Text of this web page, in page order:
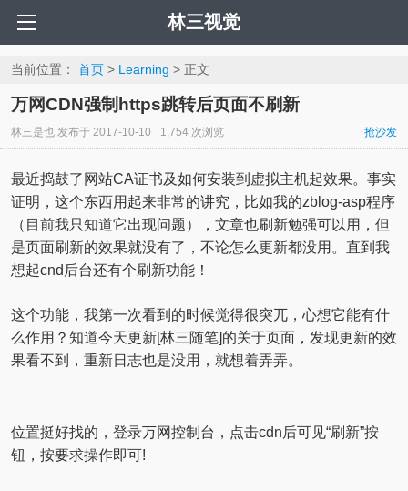
林三视觉
当前位置： 首页> Learning > 正文
万网CDN强制https跳转后页面不刷新
林三是也发布于 2017-10-10 1,754 次浏览 抢沙发
最近捣鼓了网站CA证书及如何安装到虚拟主机起效果。事实
证明，这个东西用起来非常的讲究，比如我的zblog-asp程序
（目前我只知道它出现问题），文章也刷新勉强可以用，但
是页面刷新的效果就没有了，不论怎么更新都没用。直到我
想起cnd后台还有个刷新功能！
这个功能，我第一次看到的时候觉得很突兀，心想它能有什
么作用？知道今天更新[林三随笔]的关于页面，发现更新的效
果看不到，重新日志也是没用，就想着弄弄。
位置挺好找的，登录万网控制台，点击cdn后可见“刷新”按
钮，按要求操作即可!